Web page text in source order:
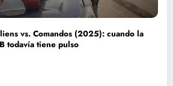
vs. Comandos (2025): cuando la
todavía tiene pulso